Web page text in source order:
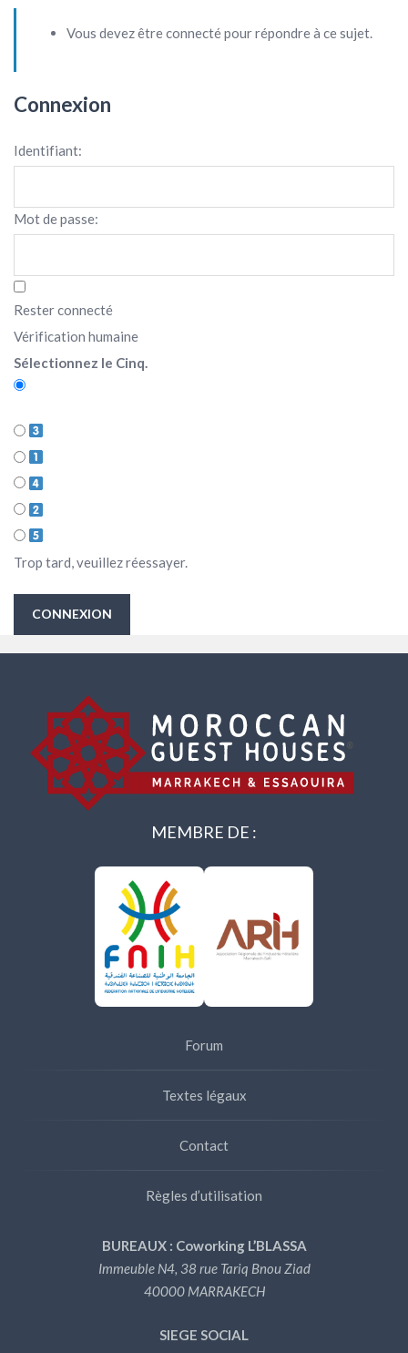
Vous devez être connecté pour répondre à ce sujet.
Connexion
Identifiant:
Mot de passe:
Rester connecté
Vérification humaine
Sélectionnez le Cinq.
Trop tard, veuillez réessayer.
CONNEXION
MEMBRE DE :
Forum
Textes légaux
Contact
Règles d’utilisation
BUREAUX : Coworking L’BLASSA
Immeuble N4, 38 rue Tariq Bnou Ziad
40000 MARRAKECH
SIEGE SOCIAL